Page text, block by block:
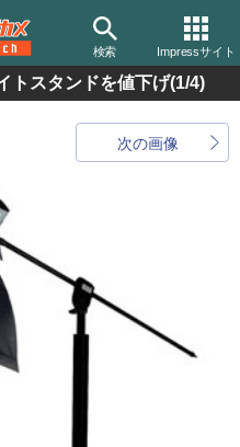
検索 Impressサイト
トスタンドを値下げ(1/4)
次の画像